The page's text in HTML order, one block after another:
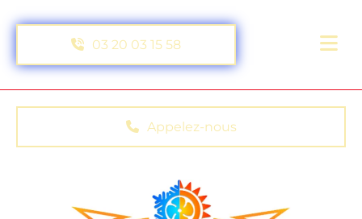
03 20 03 15 58
Appelez-nous